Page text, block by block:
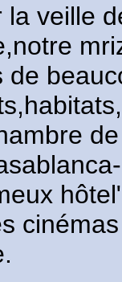
la veille
de